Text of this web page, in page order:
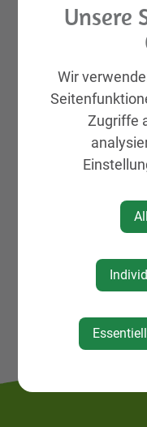
Gesunde
Unsere
Wir
Zugriffe